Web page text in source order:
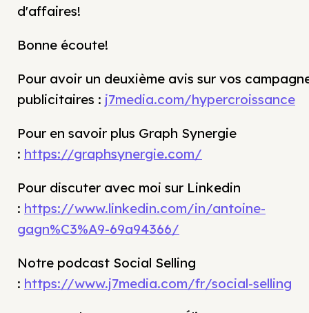
d'affaires!
Bonne écoute!
Pour avoir un deuxième avis sur vos
publicitaires : j7media.com/hypercroissance
Pour en savoir plus Graph Synergie
: https://graphsynergie.com/
Pour discuter avec moi sur Linkedin
: https://www.linkedin.com/in/antoine-
gagn%C3%A9-69a94366/
Notre podcast Social Selling
: https://www.j7media.com/fr/social-selling